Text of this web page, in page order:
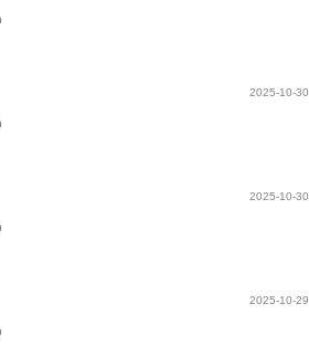
2025-10-30
2025-10-30
2025-10-29